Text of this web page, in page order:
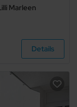
Marleen
Details